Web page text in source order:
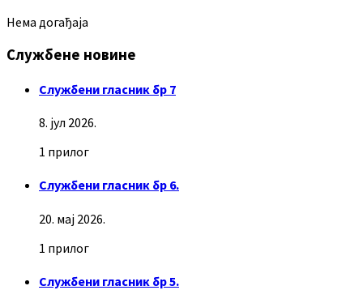
Нема догађаја
Службене новине
Службени гласник бр 7
8. јул 2026.
1 прилог
Службени гласник бр 6.
20. мај 2026.
1 прилог
Службени гласник бр 5.